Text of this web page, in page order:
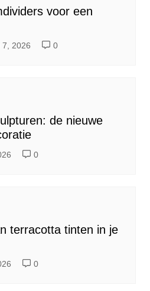
voor een
7, 2026 0
de nieuwe
0
terracotta tinten in je
0